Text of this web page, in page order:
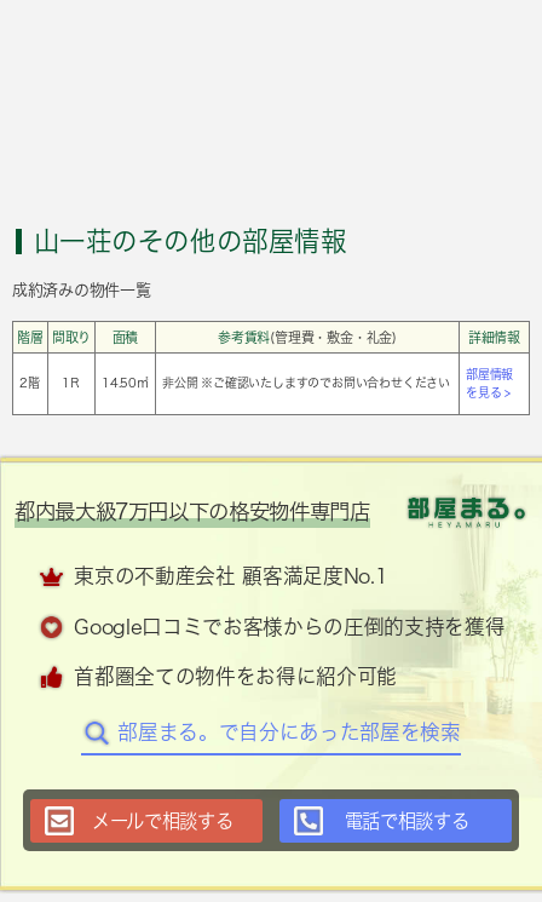
山一荘のその他の部屋情報
成約済みの物件一覧
階層 間取り 面積 参考賃料(管理費・敷金・礼金) 詳細情報
2階 1Ｒ 14.50㎡ 非公開 ※ご確認いたしますのでお問い合わせください
部屋情報
を見る >
都内最大級7万円以下の格安物件専門店
東京の不動産会社 顧客満足度No.1
Google口コミでお客様からの圧倒的支持を獲得
首都圏全ての物件をお得に紹介可能
部屋まる。で自分にあった部屋を検索
メールで相談する 電話で相談する